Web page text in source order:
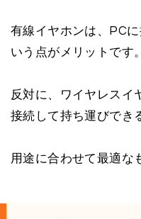
有線イヤホンは、PC
いう点がメリットです。
反対に、ワイヤレスイ
接続して持ち運びでき
用途に合わせて最適な